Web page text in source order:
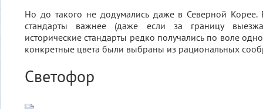
Но до такого не додумались даже в Северной
стандарты важнее (даже если за границу
исторические стандарты редко получались по воле
конкретные цвета были выбраны из рациональных
Светофор